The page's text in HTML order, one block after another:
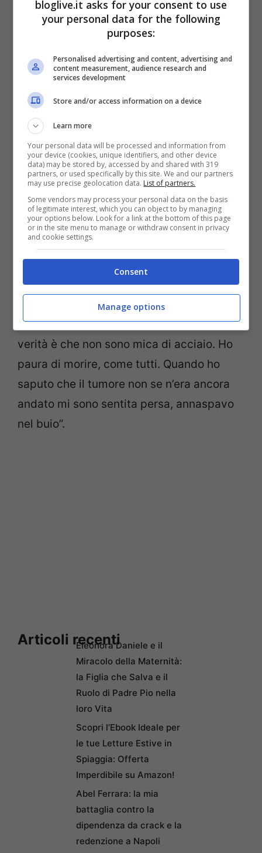
Le Iene ha risposto: “Mai, amico mio”.
L’atteggiamento di Nadia nei confronti
della malattia è sempre stato piuttosto
propositivo, anche se certamente non
sono mancati momenti in cui sono prevalsi
la malinconia, la paura, il terrore di non
farcela. “La gente – aveva detto tempo fa –
crede che io sia Wonder Woman, ma la
verità è che non sono mica di acciaio. Ho
paura di morire, come tutti. Quando ho
saputo che il tumore non se n’era ancora
andato mi sono sentita persa, annaspavo
nel buio”.
Articoli recentiEleonora Daniele e il
Miracolo della Maternità:
la Figlia che Salva e il
Ruolo di Padre Pio nella
loro Vita
Scopri l’Ebook Ideale per
le tue Letture Estive in
Spiaggia: Offerta
Imperdibile su Amazon!
Abel Ferrara: la mia
battaglia contro la
dipendenza da crack e la
redenzione a Napoli
bloglive.it asks for your consent to use
your personal data for the following
purposes:
Personalised advertising and content, advertising and
content measurement, audience research and
services development
Store and/or access information on a device
Learn more
Your personal data will be processed and information from
your device (cookies, unique identifiers, and other device
data) may be stored by, accessed by and shared with 319
partners, or used specifically by this site. We and our partners
may use precise geolocation data. List of partners.
Some vendors may process your personal data on the basis
of legitimate interest, which you can object to by managing
your options below. Look for a link at the bottom of this page
or in the site menu to manage or withdraw consent in privacy
and cookie settings.
Consent
Manage options